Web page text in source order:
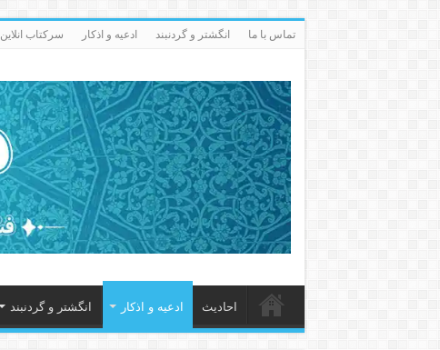
تماس با ما انگشتر و گردنبند ادعيه و اذكار سرکتاب انلاین
احاديث ادعيه و اذكار انگشتر و گردنبند